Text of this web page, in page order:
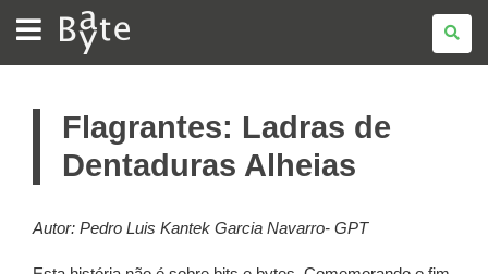
BATE
BYTE
Flagrantes: Ladras de
Dentaduras Alheias
Autor: Pedro Luis Kantek Garcia Navarro- GPT